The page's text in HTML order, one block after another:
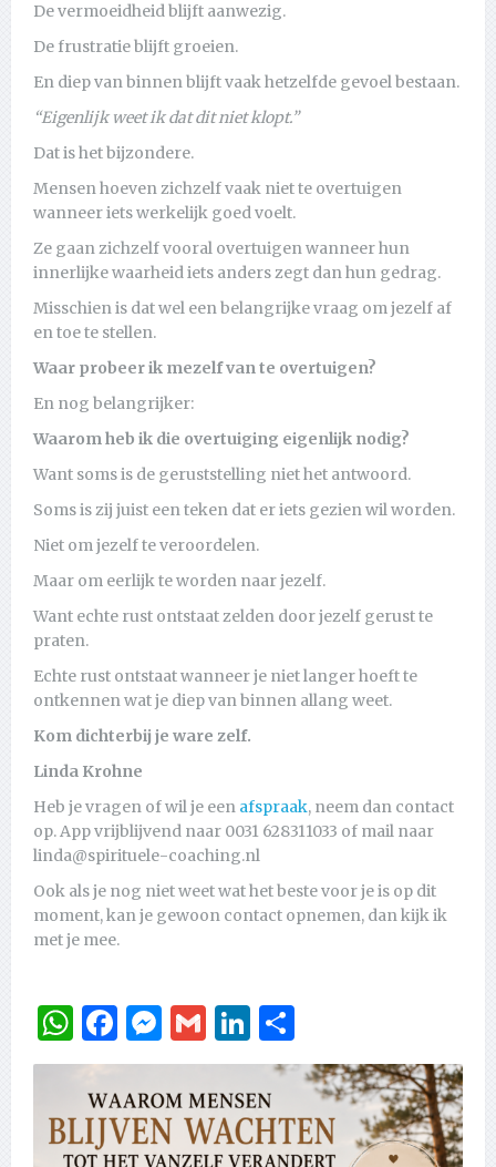
De vermoeidheid blijft aanwezig.
De frustratie blijft groeien.
En diep van binnen blijft vaak hetzelfde gevoel bestaan.
“Eigenlijk weet ik dat dit niet klopt.”
Dat is het bijzondere.
Mensen hoeven zichzelf vaak niet te overtuigen
wanneer iets werkelijk goed voelt.
Ze gaan zichzelf vooral overtuigen wanneer hun
innerlijke waarheid iets anders zegt dan hun gedrag.
Misschien is dat wel een belangrijke vraag om jezelf af
en toe te stellen.
Waar probeer ik mezelf van te overtuigen?
En nog belangrijker:
Waarom heb ik die overtuiging eigenlijk nodig?
Want soms is de geruststelling niet het antwoord.
Soms is zij juist een teken dat er iets gezien wil worden.
Niet om jezelf te veroordelen.
Maar om eerlijk te worden naar jezelf.
Want echte rust ontstaat zelden door jezelf gerust te
praten.
Echte rust ontstaat wanneer je niet langer hoeft te
ontkennen wat je diep van binnen allang weet.
Kom dichterbij je ware zelf.
Linda Krohne
Heb je vragen of wil je een afspraak, neem dan contact
op. App vrijblijvend naar 0031 628311033 of mail naar
linda@spirituele-coaching.nl
Ook als je nog niet weet wat het beste voor je is op dit
moment, kan je gewoon contact opnemen, dan kijk ik
met je mee.
WhatsApp
Facebook
Messenger
GmailLinkedIn